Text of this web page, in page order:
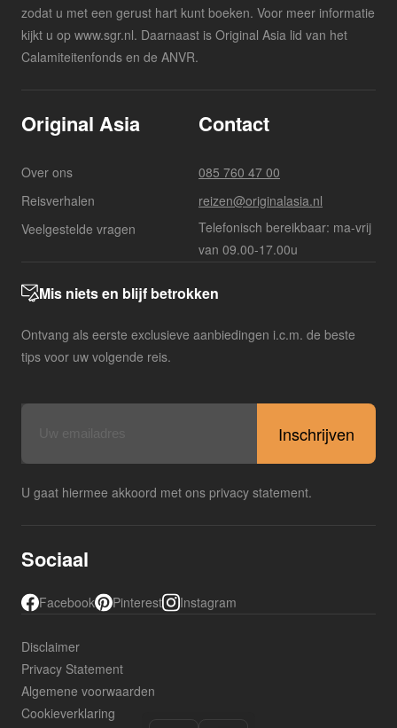
zodat u met een gerust hart kunt boeken. Voor meer informatie
kijkt u op www.sgr.nl. Daarnaast is Original Asia lid van het
Calamiteitenfonds en de ANVR.
Original Asia
Over ons
Reisverhalen
Veelgestelde vragen
Contact
085 760 47 00
reizen@originalasia.nl
Telefonisch bereikbaar: ma-vrij
van 09.00-17.00u
Mis niets en blijf betrokken
Ontvang als eerste exclusieve aanbiedingen i.c.m. de beste
tips voor uw volgende reis.
U gaat hiermee akkoord met ons privacy statement.
Sociaal
Facebook Pinterest Instagram
Disclaimer
Privacy Statement
Algemene voorwaarden
Cookieverklaring